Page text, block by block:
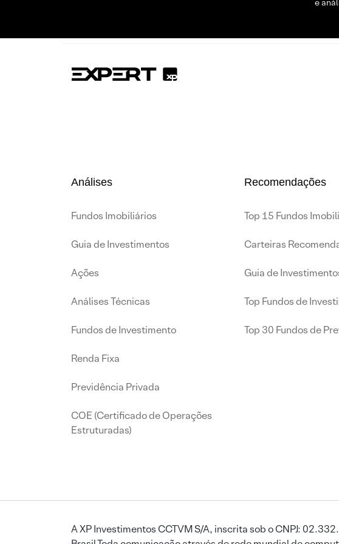
e
Análises
Fundos Imobiliários
Guia de Investimentos
Ações
Análises Técnicas
Fundos de Investimento
Renda Fixa
Previdência Privada
COE (Certificado de Operações
Estruturadas)
Recomendações
Top 15 Fundos
Carteiras
Guia de
Top Fundos de
Top 30 Fundos de
A XP Investimentos CCTVM S/A, inscrita sob o CNPJ: